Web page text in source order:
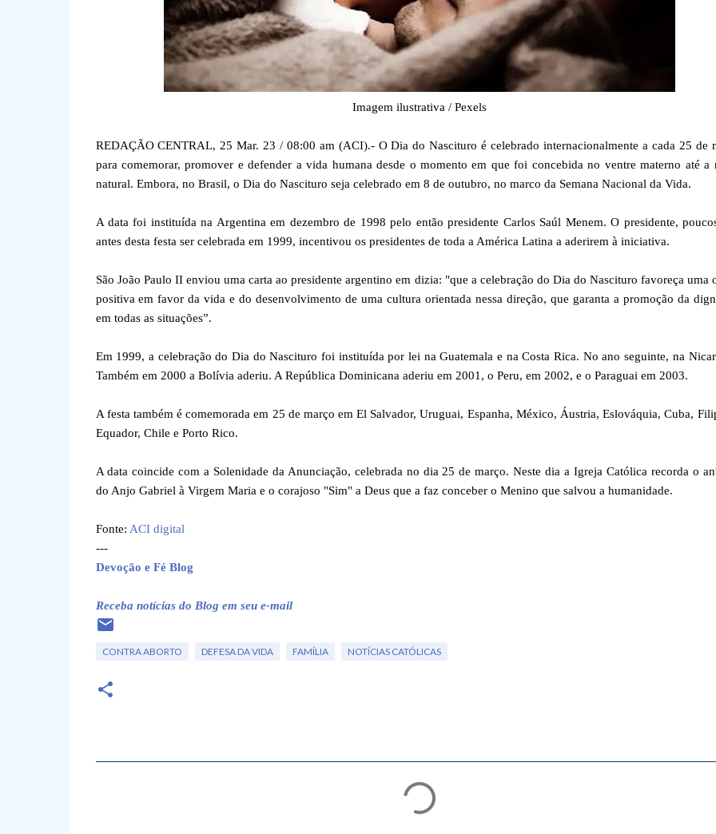
Imagem ilustrativa / Pexels
REDAÇÃO CENTRAL, 25 Mar. 23 / 08:00 am (ACI).- O Dia do Nascituro é celebrado internacionalmente a cada 25 de
para comemorar, promover e defender a vida humana desde o momento em que foi concebida no ventre materno até a
natural. Embora, no Brasil, o Dia do Nascituro seja celebrado em 8 de outubro, no marco da Semana Nacional da Vida.
A data foi instituída na Argentina em dezembro de 1998 pelo então presidente Carlos Saúl Menem. O presidente,
antes desta festa ser celebrada em 1999, incentivou os presidentes de toda a América Latina a aderirem à iniciativa.
São João Paulo II enviou uma carta ao presidente argentino em dizia: "que a celebração do Dia do Nascituro favoreça uma
positiva em favor da vida e do desenvolvimento de uma cultura orientada nessa direção, que garanta a promoção da
em todas as situações”.
Em 1999, a celebração do Dia do Nascituro foi instituída por lei na Guatemala e na Costa Rica. No ano seguinte, na
Também em 2000 a Bolívia aderiu. A República Dominicana aderiu em 2001, o Peru, em 2002, e o Paraguai em 2003.
A festa também é comemorada em 25 de março em El Salvador, Uruguai, Espanha, México, Áustria, Eslováquia, Cuba,
Equador, Chile e Porto Rico.
A data coincide com a Solenidade da Anunciação, celebrada no dia 25 de março. Neste dia a Igreja Católica recorda o
do Anjo Gabriel à Virgem Maria e o corajoso "Sim" a Deus que a faz conceber o Menino que salvou a humanidade.
Fonte: ACI digital
---
Devoção e Fé Blog
Receba notícias do Blog em seu e-mail
CONTRA ABORTO DEFESA DA VIDA FAMÍLIA NOTÍCIAS CATÓLICAS